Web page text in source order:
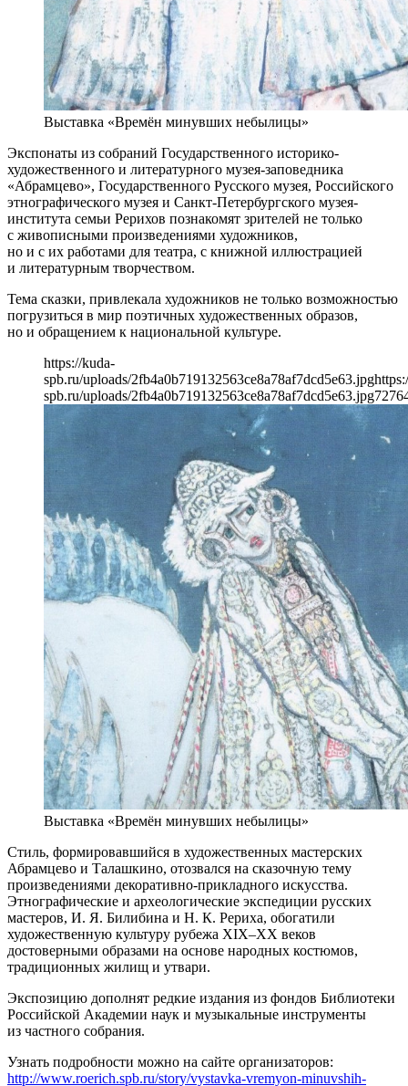
Выставка «Времён минувших небылицы»
Экспонаты из собраний Государственного историко-
художественного и литературного музея-заповедника
«Абрамцево», Государственного Русского музея, Российского
этнографического музея и Санкт-Петербургского музея-
института семьи Рерихов познакомят зрителей не только
с живописными произведениями художников,
но и с их работами для театра, с книжной иллюстрацией
и литературным творчеством.
Тема сказки, привлекала художников не только возможностью
погрузиться в мир поэтичных художественных образов,
но и обращением к национальной культуре.
https://kuda-
spb.ru/uploads/2fb4a0b719132563ce8a78af7dcd5e63.jpg
spb.ru/uploads/2fb4a0b719132563ce8a78af7dcd5e63.jpg727
Выставка «Времён минувших небылицы»
Стиль, формировавшийся в художественных мастерских
Абрамцево и Талашкино, отозвался на сказочную тему
произведениями декоративно-прикладного искусства.
Этнографические и археологические экспедиции русских
мастеров, И. Я. Билибина и Н. К. Рериха, обогатили
художественную культуру рубежа XIX–XX веков
достоверными образами на основе народных костюмов,
традиционных жилищ и утвари.
Экспозицию дополнят редкие издания из фондов Библиотеки
Российской Академии наук и музыкальные инструменты
из частного собрания.
Узнать подробности можно на сайте организаторов:
http://www.roerich.spb.ru/story/vystavka-vremyon-minuvshih-